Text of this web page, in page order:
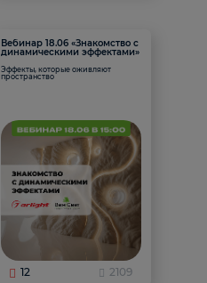
Вебинар 18.06 «Знакомство с
динамическими эффектами»
Эффекты, которые оживляют
пространство
12 2109